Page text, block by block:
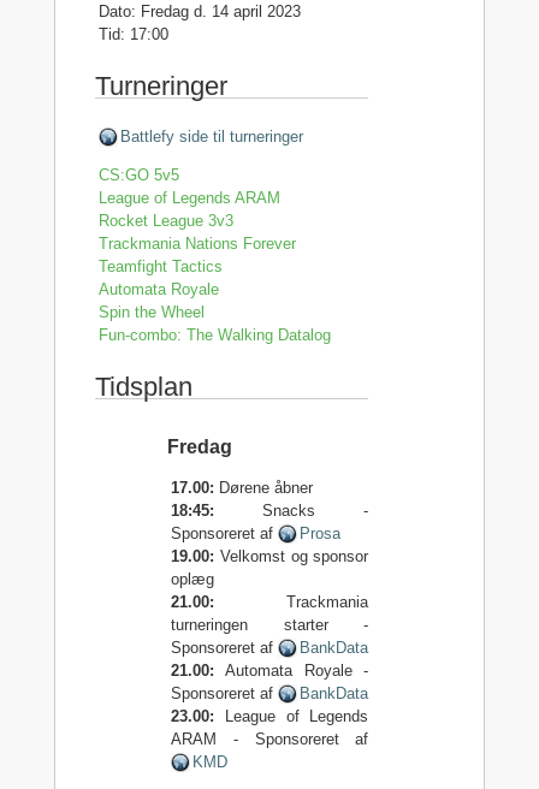
Dato: Fredag d. 14 april 2023
Tid: 17:00
Turneringer
Battlefy side til turneringer
CS:GO 5v5
League of Legends ARAM
Rocket League 3v3
Trackmania Nations Forever
Teamfight Tactics
Automata Royale
Spin the Wheel
Fun-combo: The Walking Datalog
Tidsplan
Fredag
17.00: Dørene åbner
18:45: Snacks -
Sponsoreret af
Prosa
19.00: Velkomst og sponsor
oplæg
21.00: Trackmania
turneringen starter -
Sponsoreret af
BankData
21.00: Automata Royale -
Sponsoreret af
BankData
23.00: League of Legends
ARAM - Sponsoreret af
KMD